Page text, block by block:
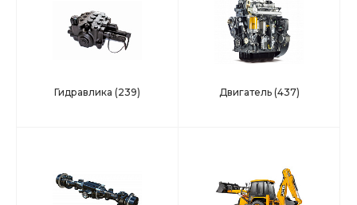
Гидравлика (239) Двигатель (437)